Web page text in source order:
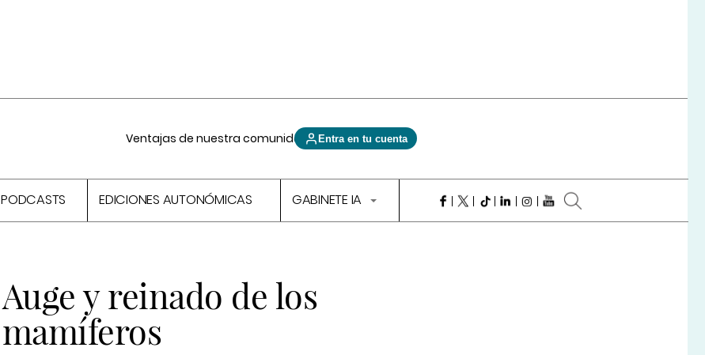
Ventajas de nuestra comunidad Entra en tu cuenta
PODCASTS EDICIONES AUTONÓMICAS GABINETE IA
Auge y reinado de los
mamíferos